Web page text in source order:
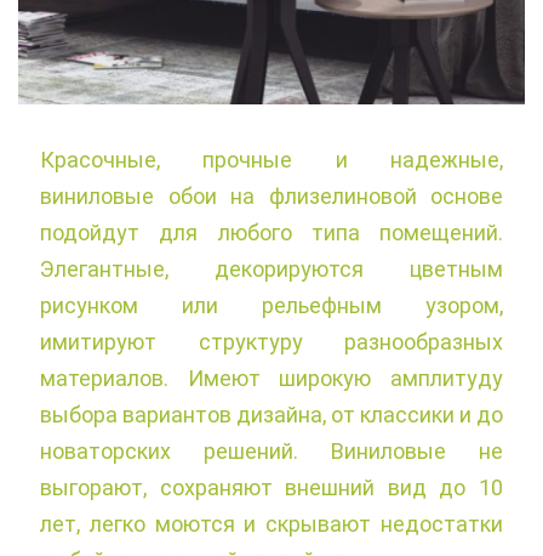
Красочные, прочные и надежные,
виниловые обои на флизелиновой основе
подойдут для любого типа помещений.
Элегантные, декорируются цветным
рисунком или рельефным узором,
имитируют структуру разнообразных
материалов. Имеют широкую амплитуду
выбора вариантов дизайна, от классики и до
новаторских решений. Виниловые не
выгорают, сохраняют внешний вид до 10
лет, легко моются и скрывают недостатки